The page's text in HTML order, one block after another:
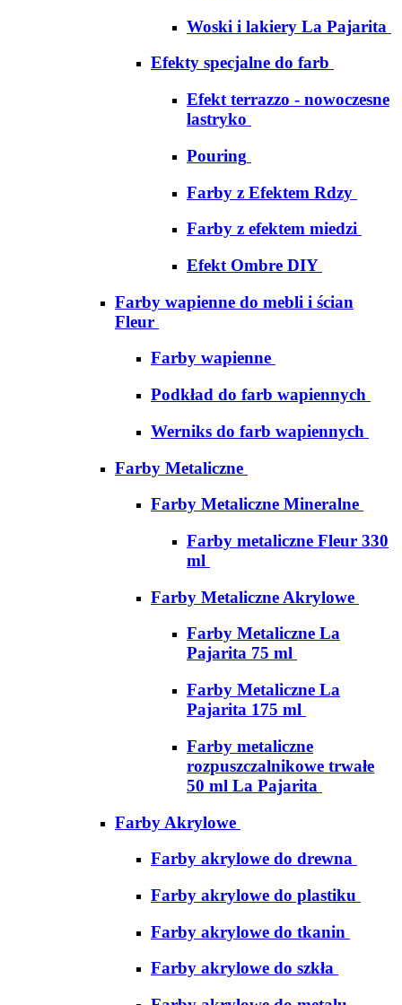
Woski i lakiery La Pajarita
Efekty specjalne do farb
Efekt terrazzo - nowoczesne
lastryko
Pouring
Farby z Efektem Rdzy
Farby z efektem miedzi
Efekt Ombre DIY
Farby wapienne do mebli i ścian
Fleur
Farby wapienne
Podkład do farb wapiennych
Werniks do farb wapiennych
Farby Metaliczne
Farby Metaliczne Mineralne
Farby metaliczne Fleur 330
ml
Farby Metaliczne Akrylowe
Farby Metaliczne La
Pajarita 75 ml
Farby Metaliczne La
Pajarita 175 ml
Farby metaliczne
rozpuszczalnikowe trwałe
50 ml La Pajarita
Farby Akrylowe
Farby akrylowe do drewna
Farby akrylowe do plastiku
Farby akrylowe do tkanin
Farby akrylowe do szkła